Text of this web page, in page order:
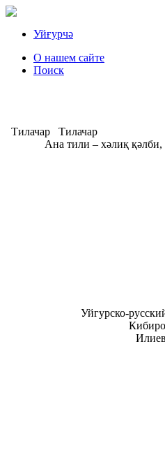
Уйғурчә
О нашем сайте
Поиск
Тилачар
Тилачар
Ана тили – хәлиқ қәлби,
Уйгурско-